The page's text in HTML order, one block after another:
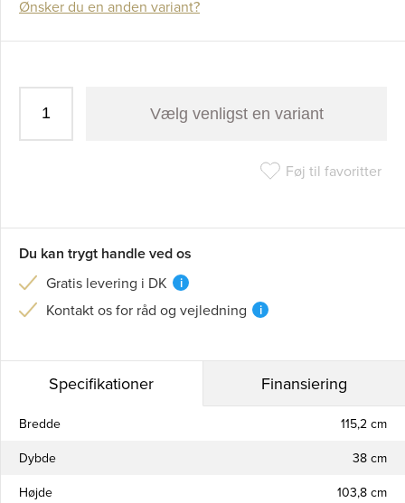
Ønsker du en anden variant?
Vælg venligst en variant
Føj til favoritter
Du kan trygt handle ved os
Gratis levering i DK i
Kontakt os for råd og vejledning i
Specifikationer Finansiering
Bredde
115,2 cm
Dybde
38 cm
Højde
103,8 cm